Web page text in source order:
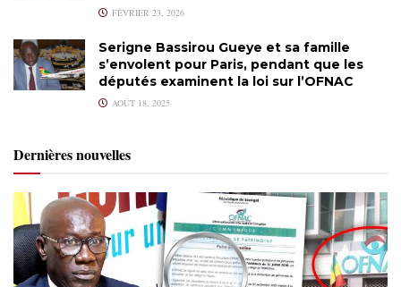
FÉVRIER 23, 2026
Serigne Bassirou Gueye et sa famille
s’envolent pour Paris, pendant que les
députés examinent la loi sur l’OFNAC
AOÛT 18, 2025
Dernières nouvelles